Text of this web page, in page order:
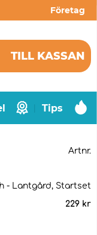
Företag
TILL KASSAN
Tips
Artnr.
- Lantgård, Startset
229 kr